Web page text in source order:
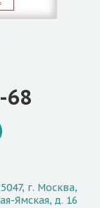
68
г. Москва,
Ямская, д. 16